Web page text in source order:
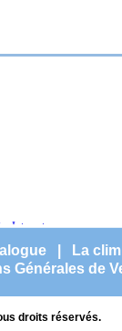
La
Générales de
droits réservés.